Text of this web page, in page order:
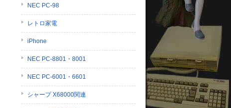
NEC PC-98
レトロ家電
iPhone
NEC PC-8801・8001
NEC PC-6001・6601
シャープ X68000関連